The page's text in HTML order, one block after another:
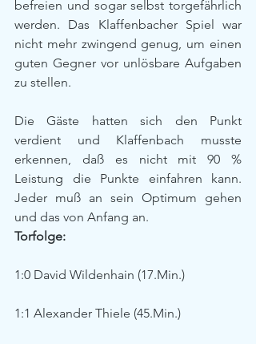
befreien und sogar selbst torgefährlich
werden. Das Klaffenbacher Spiel war
nicht mehr zwingend genug, um einen
guten Gegner vor unlösbare Aufgaben
zu stellen.
Die Gäste hatten sich den Punkt
verdient und Klaffenbach musste
erkennen, daß es nicht mit 90 %
Leistung die Punkte einfahren kann.
Jeder muß an sein Optimum gehen
und das von Anfang an.
Torfolge:
1:0 David Wildenhain (17.Min.)
1:1 Alexander Thiele (45.Min.)